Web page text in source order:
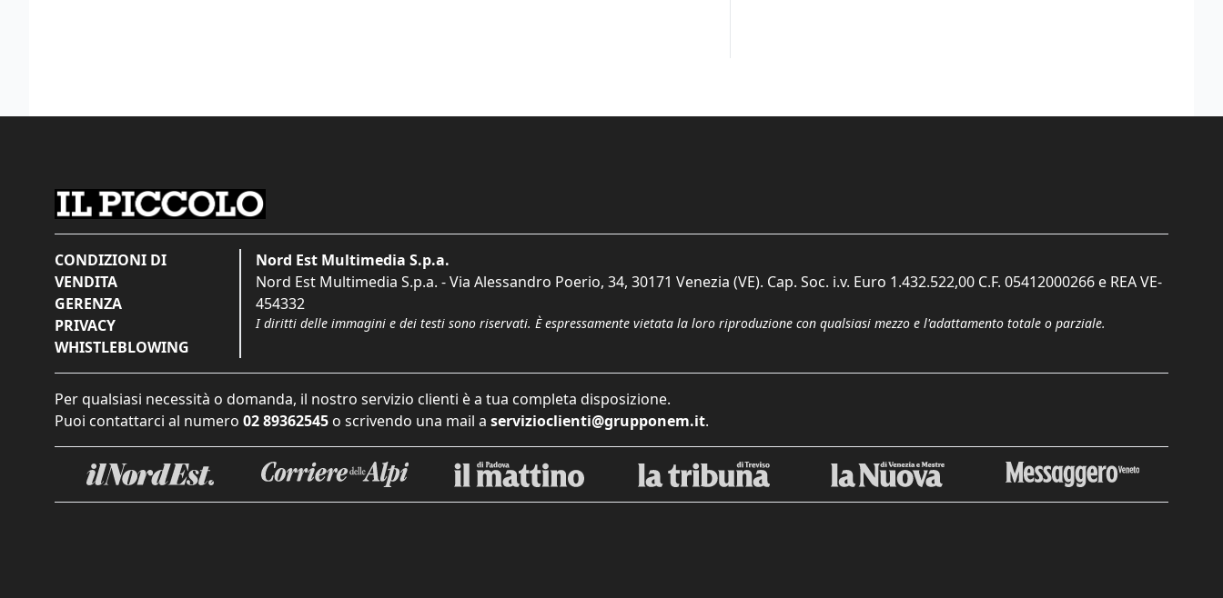
CONDIZIONI DI
VENDITA
GERENZA
PRIVACY
WHISTLEBLOWING
Nord Est Multimedia S.p.a.
Nord Est Multimedia S.p.a. - Via Alessandro Poerio, 34, 30171 Venezia (VE). Cap. Soc. i.v. Euro 1.432.522,00 C.F. 05412000266 e REA VE-
454332
I diritti delle immagini e dei testi sono riservati. È espressamente vietata la loro riproduzione con qualsiasi mezzo e l'adattamento totale o parziale.
Per qualsiasi necessità o domanda, il nostro servizio clienti è a tua completa disposizione.
Puoi contattarci al numero 02 89362545 o scrivendo una mail a servizioclienti@grupponem.it.